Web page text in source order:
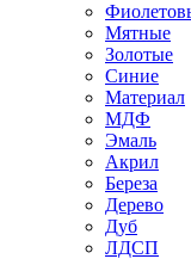
Мятные
Золотые
Синие
Материал
МДФ
Эмаль
Акрил
Береза
Дерево
Дуб
ЛДСП